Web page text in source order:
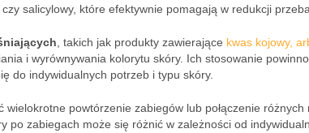
salicylowy, które efektywnie pomagają w redukcji
, takich jak produkty zawierające kwas kojowy,
i wyrównywania kolorytu skóry. Ich stosowanie
do indywidualnych potrzeb i typu skóry.
powtórzenie zabiegów lub połączenie różnych
po zabiegach może się różnić w zależności od